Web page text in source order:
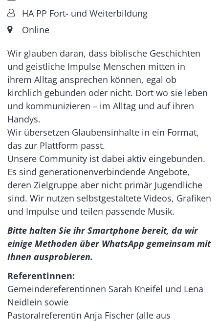
Von:HA PP Fort- und Weiterbildung
Ort: Online
Wir glauben daran, dass biblische Geschichten
und geistliche Impulse Menschen mitten in
ihrem Alltag ansprechen können, egal ob
kirchlich gebunden oder nicht. Dort wo sie leben
und kommunizieren – im Alltag und auf ihren
Handys.
Wir übersetzen Glaubensinhalte in ein Format,
das zur Plattform passt.
Unsere Community ist dabei aktiv eingebunden.
Es sind generationenverbindende Angebote,
deren Zielgruppe aber nicht primär Jugendliche
sind. Wir nutzen selbstgestaltete Videos, Grafiken
und Impulse und teilen passende Musik.
Bitte halten Sie ihr Smartphone bereit, da wir
einige Methoden über WhatsApp gemeinsam mit
Ihnen ausprobieren.
Referentinnen:
Gemeindereferentinnen Sarah Kneifel und Lena
Neidlein sowie
Pastoralreferentin Anja Fischer (alle aus